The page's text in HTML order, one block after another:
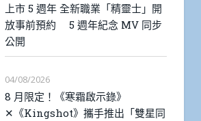
上市 5 週年 全新職業「精靈士」開
放事前預約 5 週年紀念 MV 同步
公開
04/08/2026
8 月限定！《寒霜啟示錄》
✕《Kingshot》攜手推出「雙星同